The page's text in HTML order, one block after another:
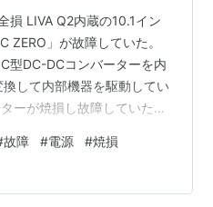
損 LIVA Q2内蔵の10.1イン
ZERO」が故障していた。
型DC-DCコンバーターを内
して内部機器を駆動してい
ーが焼損し故障していた。
部分が激しく焦げている。
による変色がある。 おそら
る焼損ではないかと思う。原
故障 #電源 #焼損